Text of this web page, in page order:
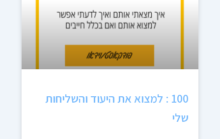
100 : למצוא את היעוד והשליחות
שלי